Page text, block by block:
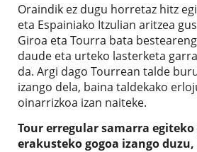
Oraindik ez dugu horretaz hitz
eta Espainiako Itzulian aritzea
Giroa eta Tourra bata
daude eta urteko lasterketa
da. Argi dago Tourrean talde
izango dela, baina taldekako
oinarrizkoa izan naiteke.
Tour erregular samarra egiteko
erakusteko gogoa izango